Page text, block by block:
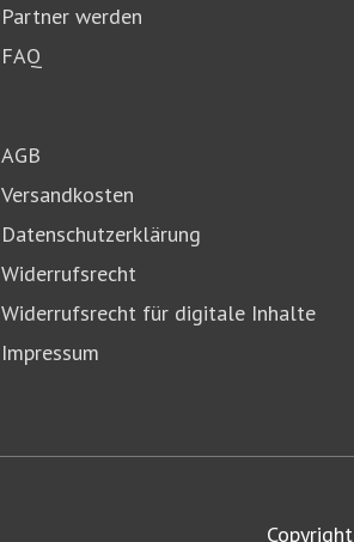
Partner werden
FAQ
AGB
Versandkosten
Datenschutzerklärung
Widerrufsrecht
Widerrufsrecht für digitale Inhalte
Impressum